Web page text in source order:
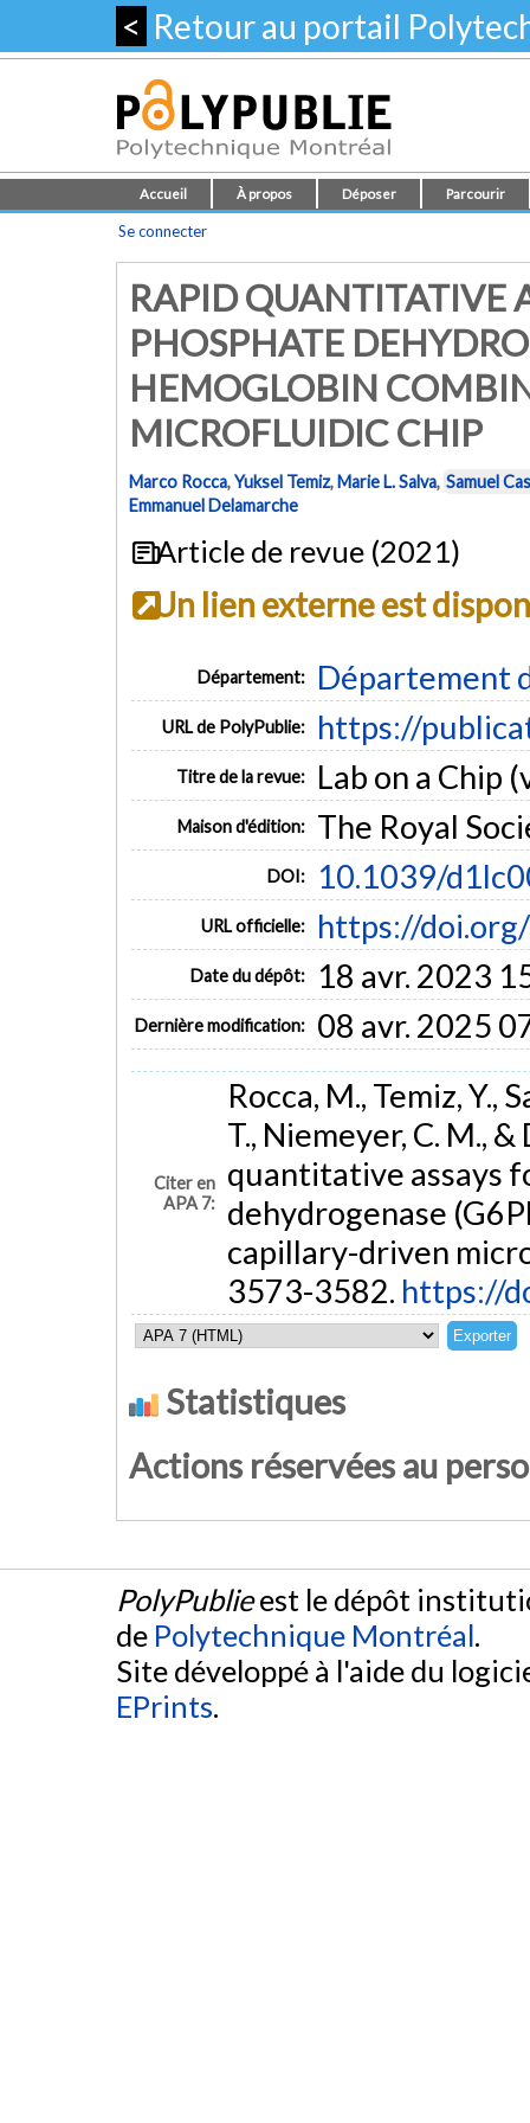
< Retour au portail
Accueil À propos Déposer Parcourir
Se connecter
RAPID QUANTITATIVE
PHOSPHATE
HEMOGLOBIN
MICROFLUIDIC CHIP
Marco Rocca,Yuksel Temiz,Marie L. Salva, Samuel
Emmanuel Delamarche
Article de revue (2021)
Un lien externe est
Département: Département
URL de PolyPublie: https://
Titre de la revue: Lab on a Chip
Maison d'édition: The Royal
DOI: 10.1039/
URL officielle: https://
Date du dépôt: 18 avr. 2023
Dernière modification: 08 avr. 2025
Citer en
APA 7:
Rocca, M., Temiz, Y.,
T., Niemeyer, C. M.,
quantitative assays
dehydrogenase
capillary-driven
3573-3582. https://
Statistiques
Actions réservées au
PolyPublieest le dépôt
de Polytechnique Montréal.
Site développé à l'aide du
EPrints.